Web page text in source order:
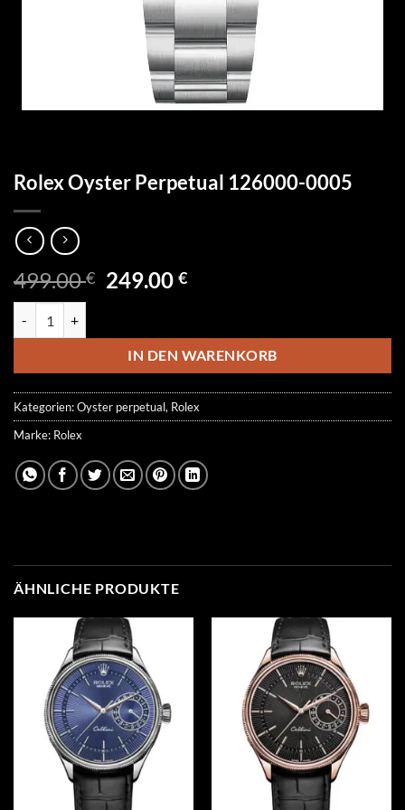
Rolex Oyster Perpetual 126000-0005
499.00€ Ursprünglicher
499.00 €
249.00€Aktueller
249.00 €.
IN DEN WARENKORB
Kategorien:Oyster perpetual, Rolex
Marke: Rolex
ÄHNLICHE PRODUKTE